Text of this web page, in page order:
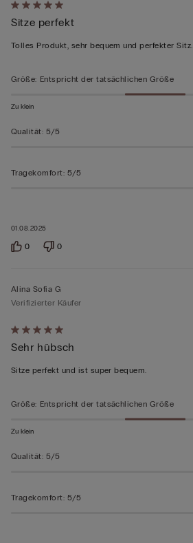
Mit
5
von
bewertet
01.08.2025
Sitze perfekt
Tolles Produkt, sehr bequem und perfekter Sitz.
Größe: Entspricht der tatsächlichen Größe
Zu klein
Qualität: 5/5
Tragekomfort: 5/5
0 0
Mit
5
von
bewertet
Alina Sofia G
Verifizierter Käufer
Sehr hübsch
Sitze perfekt und ist super bequem.
Größe: Entspricht der tatsächlichen Größe
Zu klein
Qualität: 5/5
Tragekomfort: 5/5